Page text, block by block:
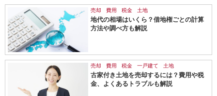
売却 費用 税金 土地
地代の相場はいくら？借地権ごとの計算
方法や調べ方も解説
売却 費用 税金 一戸建て 土地
古家付き土地を売却するには？費用や税
金、よくあるトラブルも解説